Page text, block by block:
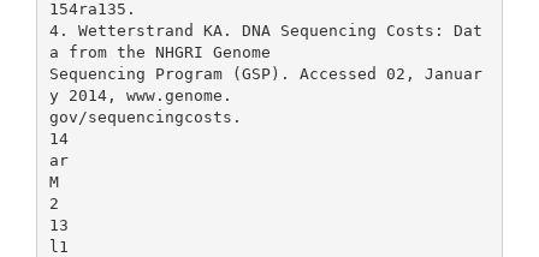
154ra135.
4. Wetterstrand KA. DNA Sequencing Costs: Dat
a from the NHGRI Genome
Sequencing Program (GSP). Accessed 02, Januar
y 2014, www.genome.
gov/sequencingcosts.
14
ar
M
2
13
l1